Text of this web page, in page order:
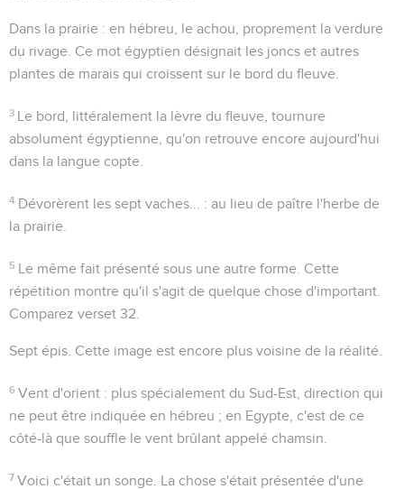
Dans la prairie : en hébreu, le achou , proprement la verdure
du rivage . Ce mot égyptien désignait les joncs et autres
plantes de marais qui croissent sur le bord du fleuve.
3 Le bord , littéralement la lèvre du fleuve , tournure
absolument égyptienne, qu'on retrouve encore aujourd'hui
dans la langue copte.
4 Dévorèrent les sept vaches...
: au lieu de paître l'herbe de
la prairie.
5 Le même fait présenté sous une autre forme. Cette
répétition montre qu'il s'agit de quelque chose d'important.
Comparez verset 32.
Sept épis . Cette image est encore plus voisine de la réalité.
6 Vent d'orient : plus spécialement du Sud-Est, direction qui
ne peut être indiquée en hébreu ; en Egypte, c'est de ce
côté-là que souffle le vent brûlant appelé chamsin
7 Voici c'était un songe . La chose s'était présentée d'une